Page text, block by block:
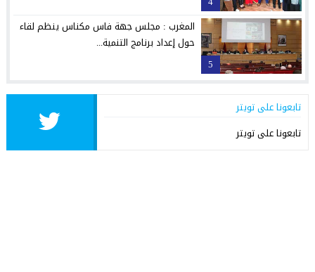
5
المغرب : مجلس جهة فاس مكناس ينظم لقاء
حول إعداد برنامج التنمية...
تابعونا على تويتر
تابعونا على تويتر